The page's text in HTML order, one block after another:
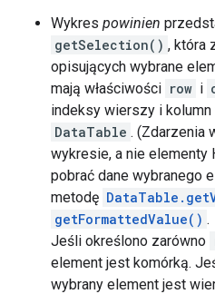
Wykres powinien
getSelection() , która
opisujących wybrane
mają właściwości row i
indeksy wierszy i
DataTable . (Zdarzenia
wykresie, a nie elementy
pobrać dane wybranego
metodę
getFormattedValue() .
Jeśli określono zarówno
element jest komórką.
wybrany element jest